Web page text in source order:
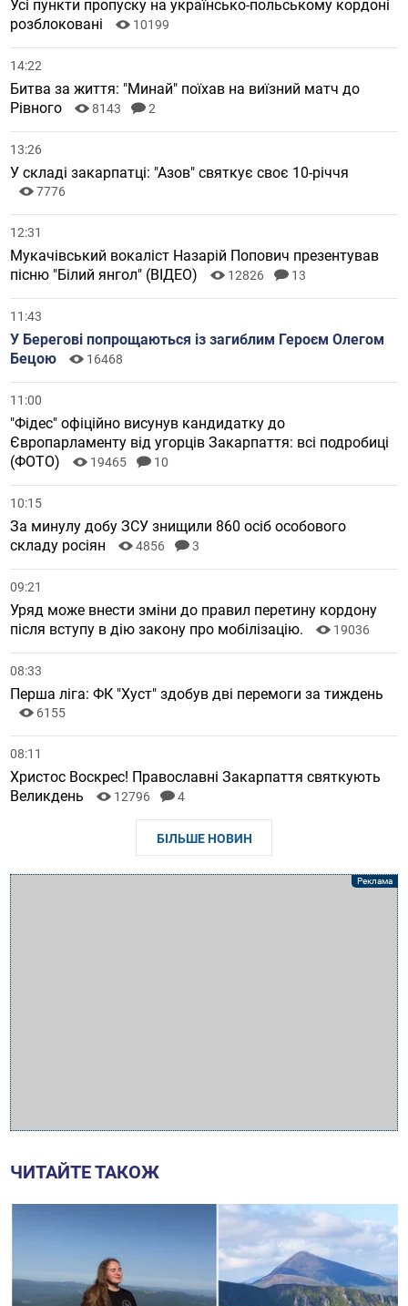
Усі пункти пропуску на українсько-польському кордоні
розблоковані
10199
14:22
Битва за життя: "Минай" поїхав на виїзний матч до
Рівного
8143 2
13:26
У складі закарпатці: "Азов" святкує своє 10-річчя
7776
12:31
Мукачівський вокаліст Назарій Попович презентував
пісню "Білий янгол" (ВІДЕО)
12826 13
11:43
У Берегові попрощаються із загиблим Героєм Олегом
Бецою
16468
11:00
"Фідес" офіційно висунув кандидатку до
Європарламенту від угорців Закарпаття: всі подробиці
(ФОТО)
19465 10
10:15
За минулу добу ЗСУ знищили 860 осіб особового
складу росіян
4856 3
09:21
Уряд може внести зміни до правил перетину кордону
після вступу в дію закону про мобілізацію.
19036
08:33
Перша ліга: ФК "Хуст" здобув дві перемоги за тиждень
6155
08:11
Христос Воскрес! Православні Закарпаття святкують
Великдень
12796 4
БІЛЬШЕ НОВИН
ЧИТАЙТЕ ТАКОЖ